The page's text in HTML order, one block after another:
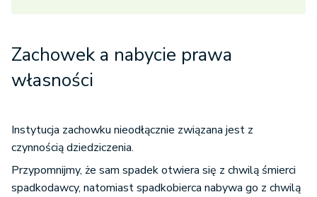
Zachowek a nabycie prawa
własności
Instytucja zachowku nieodłącznie związana jest z
czynnością dziedziczenia.
Przypomnijmy, że sam spadek otwiera się z chwilą śmierci
spadkodawcy, natomiast spadkobierca nabywa go z chwilą